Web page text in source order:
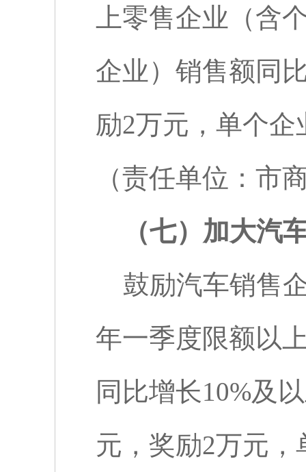
上零售企业（含
企业）销售额同
励2万元，单个企
（责任单位：市
（七）加大汽
鼓励汽车销售
年一季度限额以
同比增长10%及
元，奖励2万元，